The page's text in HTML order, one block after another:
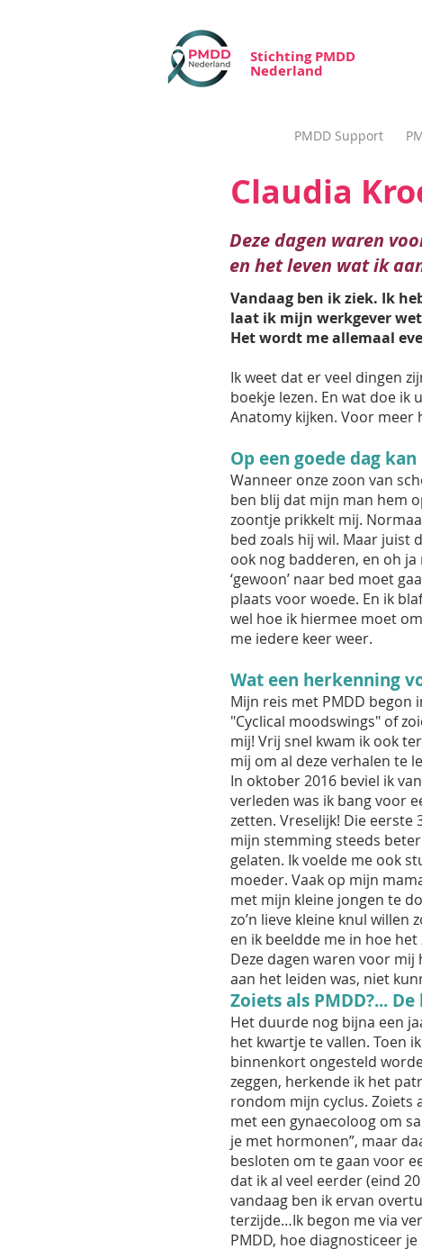
Stichting PMDD
Nederland
PMDD Support
Claudia
Deze dagen waren
en het leven wat ik
Vandaag ben ik ziek. Ik
laat ik mijn werkgever
Het wordt me allemaal
Ik weet dat er veel dingen
boekje lezen. En wat doe ik
Anatomy kijken. Voor meer
Op een goede dag
Wanneer onze zoon van
ben blij dat mijn man hem
zoontje prikkelt mij.
bed zoals hij wil. Maar juist
ook nog badderen, en oh
‘gewoon’ naar bed moet
plaats voor woede. En ik
wel hoe ik hiermee moet
me iedere keer weer.
Wat een herkenning
Mijn reis met PMDD begon
"Cyclical moodswings" of
mij! Vrij snel kwam ik ook
mij om al deze verhalen te
In oktober 2016 beviel ik
verleden was ik bang voor
zetten. Vreselijk! Die
mijn stemming steeds
gelaten. Ik voelde me ook
moeder. Vaak op mijn
met mijn kleine jongen te
zo’n lieve kleine knul
en ik beeldde me in hoe
Deze dagen waren voor
aan het leiden was, niet
Zoiets als PMDD?...
Het duurde nog bijna een
het kwartje te vallen. Toen
binnenkort ongesteld
zeggen, herkende ik het
rondom mijn cyclus. Zoiets
met een gynaecoloog om
je met hormonen”, maar
besloten om te gaan voor
dat ik al veel eerder (eind
vandaag ben ik ervan
terzijde…Ik begon me via
PMDD, hoe diagnosticeer